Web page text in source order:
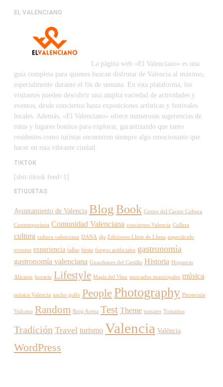
EL VALENCIANO
La página web «El Valenciano» es una
guía completa para quienes buscan disfrutar de Valencia al máximo,
especialmente durante el fin de semana. En esta plataforma, los
visitantes pueden descubrir una amplia variedad de actividades y
eventos, desde conciertos hasta exposiciones artísticas y festivales
locales. Además, «El Valenciano» ofrece numerosas sugerencias de
rutas y lugares bonitos para explorar, garantizando que tanto
residentes como turistas encuentren siempre algo emocionante que
hacer en esta vibrante ciudad.
TIKTOK
[sbtt-tiktok feed=1]
ETIQUETAS
Ayuntamiento de Valencia BlogBook Centre del Carme Cultura
Contemporània Comunidad Valenciana conciertos Valencia Cullera
cultura cultura valenciana DANA djs Ediciones Llum de Lluna espectáculo
eventos experiencia fallas fiesta fuegos artificiales gastronomía
gastronomía valenciana Guardianes del Castillo Historia Hogueras
Alicante horario Lifestyle Masía del Vino mercados municipales música
música Valencia nacho golfe People Photography Pirotecnia
Vulcano Random Roig Arena Test Theme tomates Tomatina
Tradición Travel turismo Valencia València
WordPress